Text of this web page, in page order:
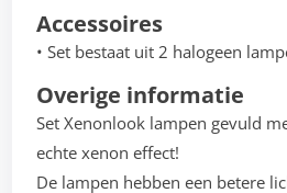
Accessoires
• Set bestaat uit 2 halogeen
Overige informatie
Set Xenonlook lampen gevuld
echte xenon effect!
De lampen hebben een betere